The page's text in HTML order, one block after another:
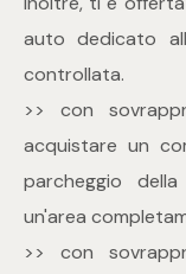
auto dedicato
controllata.
>> con
acquistare un
parcheggio
un'area
>> con
Qualsiasi